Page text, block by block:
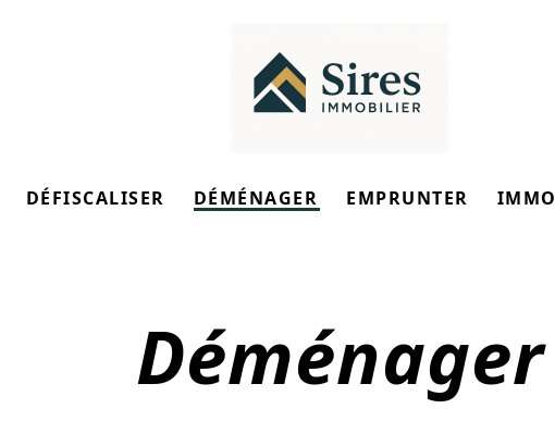
DÉFISCALISER DÉMÉNAGER EMPRUNTER IMMO
Déménager